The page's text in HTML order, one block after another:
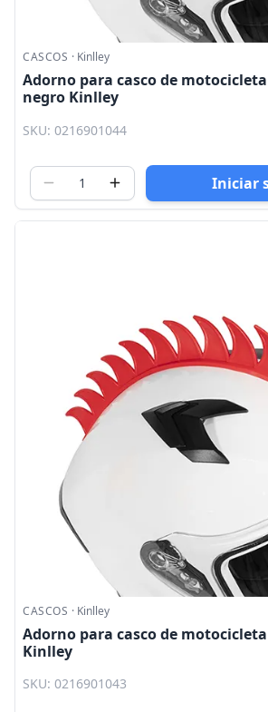
CASCOS · Kinlley
Adorno para casco de
negro Kinlley
SKU: 0216901044
Iniciar
CASCOS · Kinlley
Adorno para casco de
Kinlley
SKU: 0216901043